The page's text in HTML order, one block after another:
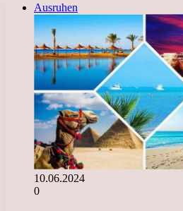
Ausruhen
10.06.2024
0